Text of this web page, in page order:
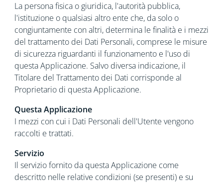
La persona fisica o giuridica, l'autorità pubblica,
l'istituzione o qualsiasi altro ente che, da solo o
congiuntamente con altri, determina le finalità e i mezzi
del trattamento dei Dati Personali, comprese le misure
di sicurezza riguardanti il funzionamento e l'uso di
questa Applicazione. Salvo diversa indicazione, il
Titolare del Trattamento dei Dati corrisponde al
Proprietario di questa Applicazione.
Questa Applicazione
I mezzi con cui i Dati Personali dell'Utente vengono
raccolti e trattati.
Servizio
Il servizio fornito da questa Applicazione come
descritto nelle relative condizioni (se presenti) e su